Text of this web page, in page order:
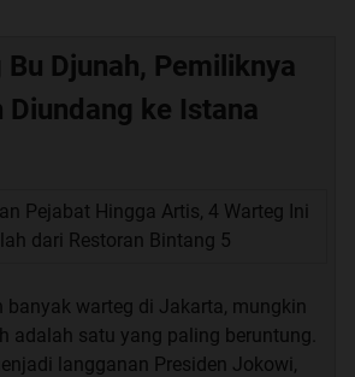
Djunah, Pemiliknya
Diundang ke Istana
banyak warteg di Jakarta, mungkin
adalah satu yang paling beruntung.
langganan Presiden Jokowi,